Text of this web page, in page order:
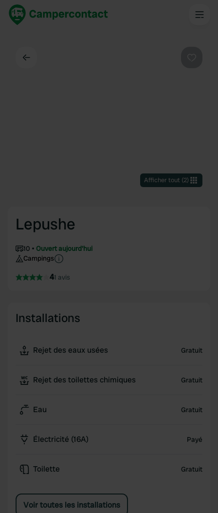
Afficher tout(2)
Lepushe
10
Ouvert aujourd'hui
Campings
41 avis
Installations
Rejet des eaux usées Gratuit
Rejet des toilettes chimiques Gratuit
Eau Gratuit
Électricité (16A) Payé
Toilette Gratuit
Voir toutes les installations